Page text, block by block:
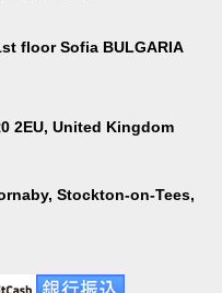
floor Sofia BULGARIA
2EU, United Kingdom
Stockton-on-Tees,